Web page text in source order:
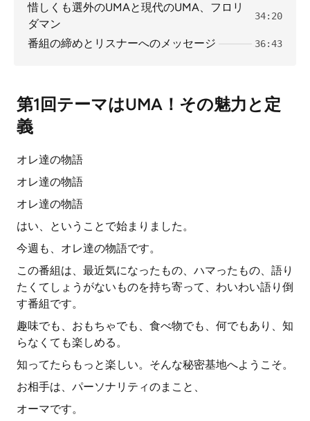
惜しくも選外のUMAと現代のUMA、フロリ
ダマン
34:20
番組の締めとリスナーへのメッセージ 36:43
第1回テーマはUMA！その魅力と定
義
オレ達の物語
オレ達の物語
オレ達の物語
はい、ということで始まりました。
今週も、オレ達の物語です。
この番組は、最近気になったもの、ハマったもの、語り
たくてしょうがないものを持ち寄って、わいわい語り倒
す番組です。
趣味でも、おもちゃでも、食べ物でも、何でもあり、知
らなくても楽しめる。
知ってたらもっと楽しい。そんな秘密基地へようこそ。
お相手は、パーソナリティのまこと、
オーマです。